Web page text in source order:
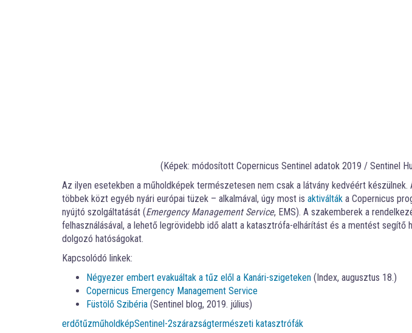
(Képek: módosított Copernicus Sentinel adatok 2019 / Sentinel
Az ilyen esetekben a műholdképek természetesen nem csak a látvány kedvéért
többek közt egyéb nyári európai tüzek – alkalmával, úgy most is aktiválták a Copernicus
nyújtó szolgáltatását (Emergency Management Service, EMS). A szakemberek a
felhasználásával, a lehető legrövidebb idő alatt a katasztrófa-elhárítást és a mentést segítő
dolgozó hatóságokat.
Kapcsolódó linkek:
Négyezer embert evakuáltak a tűz elől a Kanári-szigeteken (Index, augusztus 18.)
Copernicus Emergency Management Service
Füstölő Szibéria (Sentinel blog, 2019. július)
erdőtűzműholdképSentinel-2szárazságtermészeti katasztrófák